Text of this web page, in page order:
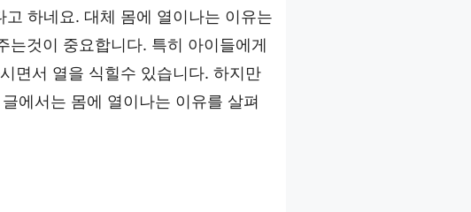
하네요. 대체 몸에 열이나는 이유는
는것이 중요합니다. 특히 아이들에게
면서 열을 식힐수 있습니다. 하지만
에서는 몸에 열이나는 이유를 살펴